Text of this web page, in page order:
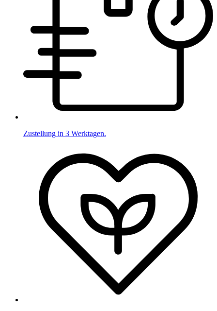
Zustellung in 3 Werktagen.